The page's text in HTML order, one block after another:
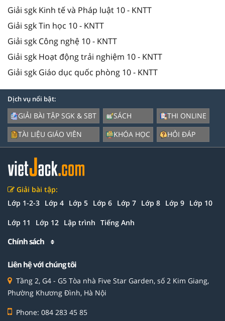
Giải sgk Kinh tế và Pháp luật 10 - KNTT
Giải sgk Tin học 10 - KNTT
Giải sgk Công nghệ 10 - KNTT
Giải sgk Hoạt động trải nghiệm 10 - KNTT
Giải sgk Giáo dục quốc phòng 10 - KNTT
Dịch vụ nổi bật:
GIẢI BÀI TẬP SGK & SBT
TÀI LIỆU GIÁO VIÊN
SÁCH
KHÓA HỌC
THI ONLINE
HỎI ĐÁP
Giải bài tập:
Lớp 1-2-3 Lớp 4 Lớp 5 Lớp 6 Lớp 7 Lớp 8 Lớp 9 Lớp 10
Lớp 11 Lớp 12 Lập trình Tiếng Anh
Chính sách
Liên hệ với chúng tôi
Tầng 2, G4 - G5 Tòa nhà Five Star Garden, số 2 Kim Giang,
Phường Khương Đình, Hà Nội
Phone: 084 283 45 85